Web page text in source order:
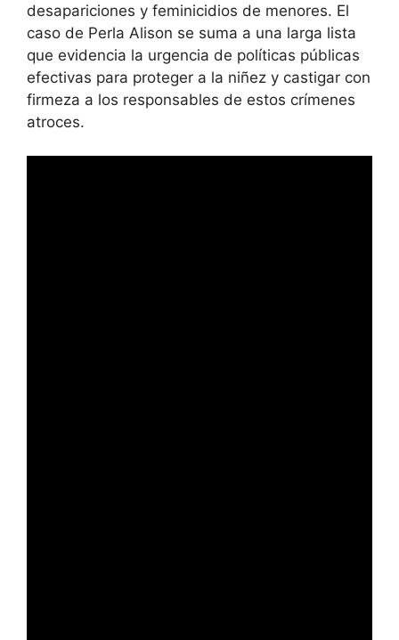
desapariciones y feminicidios de menores. El
caso de Perla Alison se suma a una larga lista
que evidencia la urgencia de políticas públicas
efectivas para proteger a la niñez y castigar con
firmeza a los responsables de estos crímenes
atroces.